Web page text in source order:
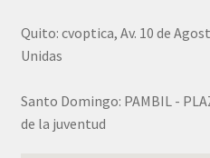
Quito: cvoptica, Av. 10 de
Unidas
Santo Domingo: PAMBIL -
de la juventud